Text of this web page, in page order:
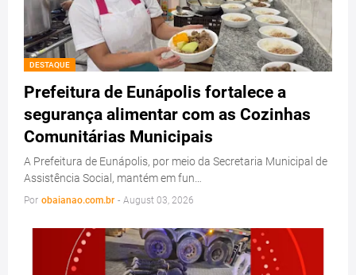
DESTAQUE
Prefeitura de Eunápolis fortalece a
segurança alimentar com as Cozinhas
Comunitárias Municipais
A Prefeitura de Eunápolis, por meio da Secretaria Municipal de
Assistência Social, mantém em fun…
Por obaianao.com.br - August 03, 2026